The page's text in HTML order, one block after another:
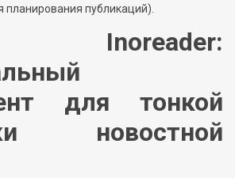
планирования публикаций).
для тонкой
новостной